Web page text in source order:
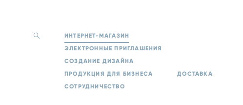
ИНТЕРНЕТ-МАГАЗИН
ЭЛЕКТРОННЫЕ ПРИГЛАШЕНИЯ
СОЗДАНИЕ ДИЗАЙНА
ПРОДУКЦИЯ ДЛЯ БИЗНЕСА
ДОСТАВКА
СОТРУДНИЧЕСТВО